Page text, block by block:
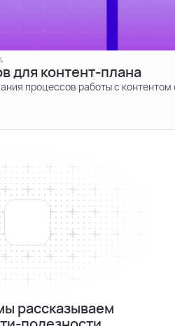
для контент-плана
процессов работы с контентом
рассказываем